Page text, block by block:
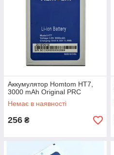
Аккумулятор Homtom HT7,
3000 mAh Original PRC
Немає в наявності
256 ₴